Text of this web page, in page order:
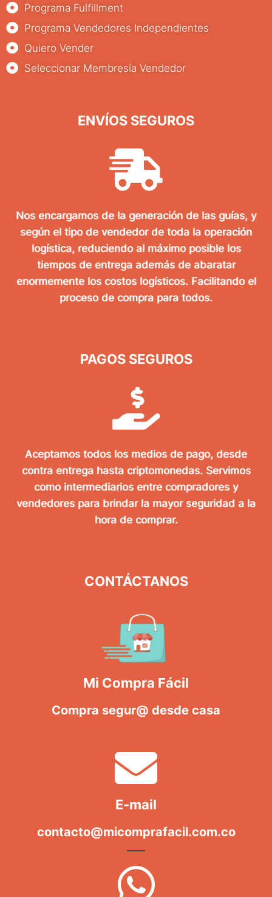
Programa Fulfillment
Programa Vendedores Independientes
Quiero Vender
Seleccionar Membresía Vendedor
ENVÍOS SEGUROS
Nos encargamos de la generación de las guías, y
según el tipo de vendedor de toda la operación
logística, reduciendo al máximo posible los
tiempos de entrega además de abaratar
enormemente los costos logísticos. Facilitando el
proceso de compra para todos.
PAGOS SEGUROS
Aceptamos todos los medios de pago, desde
contra entrega hasta criptomonedas. Servimos
como intermediarios entre compradores y
vendedores para brindar la mayor seguridad a la
hora de comprar.
CONTÁCTANOS
Mi Compra Fácil
Compra segur@ desde casa
E-mail
contacto@micomprafacil.com.co